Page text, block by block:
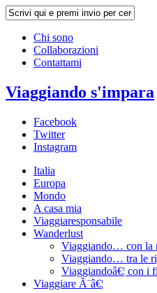
Chi sono
Collaborazioni
Contattami
Viaggiando s'impara
Facebook
Twitter
Instagram
Italia
Europa
Mondo
A casa mia
Viaggiaresponsabile
Wanderlust
Viaggiando… con la
Viaggiando… tra le
Viaggiandoâ€¦ con i
Viaggiare Ã¨â€¦